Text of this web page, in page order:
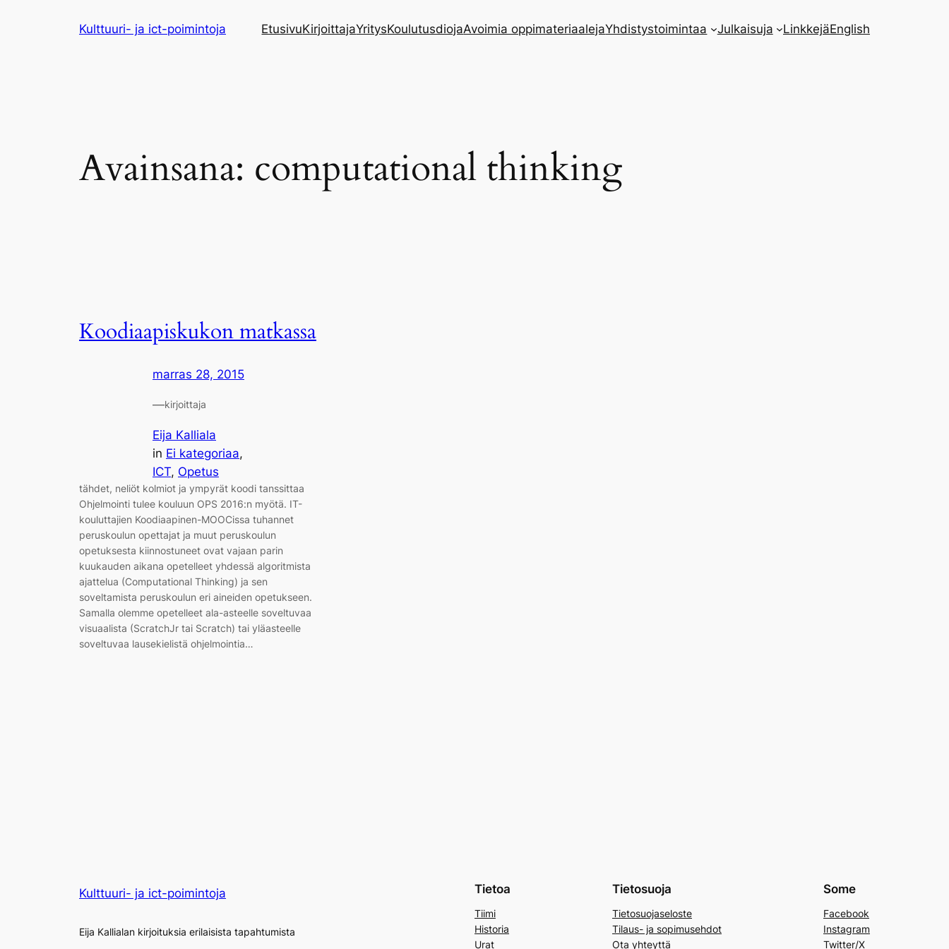
Kulttuuri- ja ict-poimintoja EtusivuKirjoittajaYritysKoulutusdiojaAvoimia oppimateriaalejaYhdistystoimintaa Julkaisuja LinkkejäEnglish
Avainsana: computational thinking
Koodiaapiskukon matkassa
marras 28, 2015
—kirjoittaja
Eija Kalliala
in Ei kategoriaa
ICT, Opetus
tähdet, neliöt kolmiot ja ympyrät koodi tanssittaa
Ohjelmointi tulee kouluun OPS 2016:n myötä. IT-
kouluttajien Koodiaapinen-MOOCissa tuhannet
peruskoulun opettajat ja muut peruskoulun
opetuksesta kiinnostuneet ovat vajaan parin
kuukauden aikana opetelleet yhdessä algoritmista
ajattelua (Computational Thinking) ja sen
soveltamista peruskoulun eri aineiden opetukseen.
Samalla olemme opetelleet ala-asteelle soveltuvaa
visuaalista (ScratchJr tai Scratch) tai yläasteelle
soveltuvaa lausekielistä ohjelmointia…
Kulttuuri- ja ict-poimintoja
Eija Kallialan kirjoituksia erilaisista tapahtumista
Tietoa
Tiimi
Historia
Urat
Tietosuoja
Tietosuojaseloste
Tilaus- ja sopimusehdot
Ota yhteyttä
Some
Facebook
Instagram
Twitter/X